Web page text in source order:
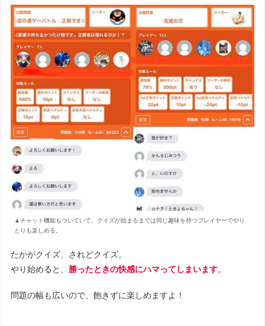
▲チャット機能もついていて、クイズが始まるまでは同じ趣味を持つプレイヤーでやり
とりも楽しめる。
たかがクイズ、されどクイズ。
やり始めると、 勝ったときの快感にハマってしまいます。
問題の幅も広いので、飽きずに楽しめますよ！